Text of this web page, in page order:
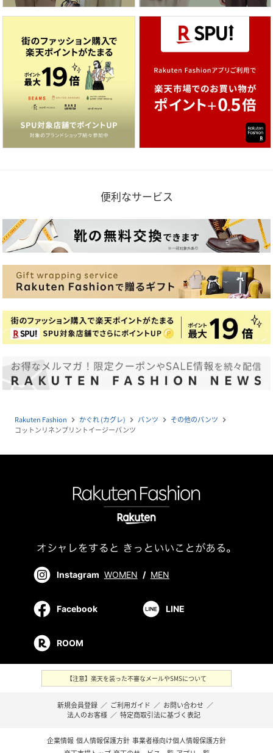
便利なサービス
Rakuten Fashion navigate_next かぐれ (カグレ) navigate_next パンツ navigate_next その他のパンツ navigate_next
コットンリネンプリントイージーパンツ
Instagram WOMEN / MEN
Facebook LINE
ROOM
【注意】楽天を装った不審なメールやSMSについて
新規会員登録 ／ ご利用ガイド ／ お問い合わせ ／
法人のお客様 ／ 特定商取引法に基づく表記
企業情報 個人情報保護方針 事業者様向け個人情報保護方針